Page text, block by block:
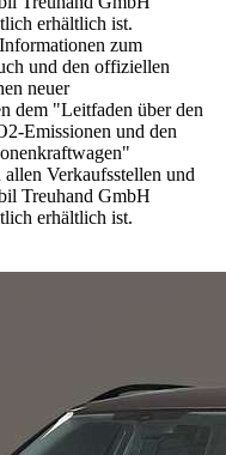
erhältlich ist.
zum
und den offiziellen
neuer
dem "Leitfaden über den
Emissionen und den
Verkaufsstellen und
Treuhand GmbH
erhältlich ist.